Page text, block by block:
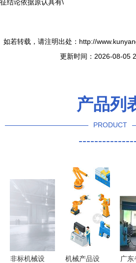
征结论依据原认具有\
如若转载，请注明出处：http://
更新时间：2026-08-05
产品列
PRODUCT
非标机械设
机械产品设
广东